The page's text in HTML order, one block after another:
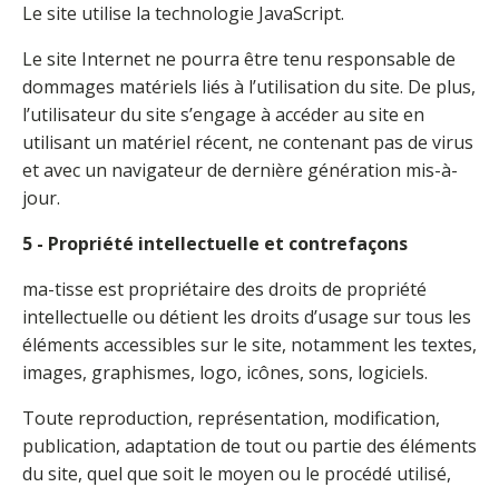
Le site utilise la technologie JavaScript.
Le site Internet ne pourra être tenu responsable de
dommages matériels liés à l’utilisation du site. De plus,
l’utilisateur du site s’engage à accéder au site en
utilisant un matériel récent, ne contenant pas de virus
et avec un navigateur de dernière génération mis-à-
jour.
5 - Propriété intellectuelle et contrefaçons
ma-tisse est propriétaire des droits de propriété
intellectuelle ou détient les droits d’usage sur tous les
éléments accessibles sur le site, notamment les textes,
images, graphismes, logo, icônes, sons, logiciels.
Toute reproduction, représentation, modification,
publication, adaptation de tout ou partie des éléments
du site, quel que soit le moyen ou le procédé utilisé,